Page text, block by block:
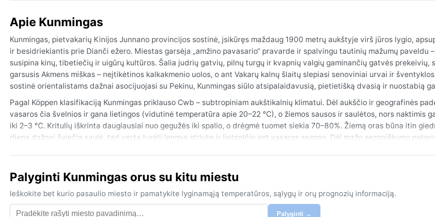
Apie Kunmingas
Kunmingas, pietvakarių Kinijos Junnano provincijos sostinė, įsikūręs maždaug 1900 metrų aukštyje virš jūros lygio,
ir besidriekiantis prie Dianči ežero. Miestas garsėja „amžino pavasario“ pravarde ir spalvingu tautinių mažumų paveldu
susipina kinų, tibetiečių ir uigūrų kultūros. Šalia judrių gatvių, pilnų turgų ir kvapnių valgių gaminančių gatvės prekeivių,
garsusis Akmens miškas – neįtikėtinos kalkakmenio uolos, o ant Vakarų kalnų šlaitų slepiasi senoviniai urvai ir
sostinė orientalistams dažnai asocijuojasi su Pekinu, Kunmingas siūlo atsipalaidavusią, pietietišką dvasią ir nuostabią
Pagal Köppen klasifikaciją Kunmingas priklauso Cwb – subtropiniam aukštikalnių klimatui. Dėl aukščio ir geografinės
vasaros čia švelnios ir gana lietingos (vidutinė temperatūra apie 20–22 °C), o žiemos sausos ir saulėtos, nors naktimis
iki 2–3 °C. Kritulių iškrinta daugiausiai nuo gegužės iki spalio, o drėgmė tuomet siekia 70–80%. Žiemą oras būna itin
dieną dažnai šviečia saulė, tad verta turėti lengvą striukę ir lietpalčio ant vasaros sezono. Dėl mažo sezoniškumo
toks gausus, o dienos šviesios ir švelnios. Žiemą galima pasimėgauti saulėtomis dienomis ir steigiamo žydėjimo sezono
Nors miestą retai užklumpa ekstremalūs reiškiniai, dėl aukštikalnių padėties čia pasitaiko staigių temperatūros šuolių ir
perkūnijų vasaros mėnesiais. Sniegas būna itin retas, o taifūnai ar ilgesni rūkai – nebūdingi. Dažniausia pastebima
pavasario“ migla ankstyvą rytą, tačiau greitai išsisklaido. Šie orų stabilumo dievai padaro Kunmingą patraukliu ištisus
Palyginti Kunmingas orus su kitu miestu
Ieškokite bet kurio pasaulio miesto ir pamatykite lyginamąją temperatūros, sąlygų ir orų prognozių informaciją.
Palyginti →